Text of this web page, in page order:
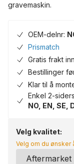
gravemaskin.
OEM-delnr:
Prismatch
Gratis frakt
Bestillinger
Klar til å
Enkel 2-
NO, EN, SE,
Velg kvalitet:
Velg om du